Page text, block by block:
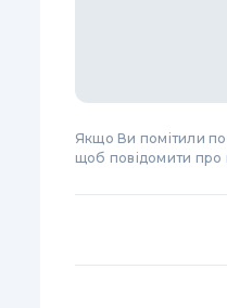
Якщо Ви помітили
щоб повідомити про